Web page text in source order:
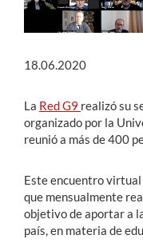
18.06.2020
La Red G9 realizó su
organizado por la
reunió a más de 400
Este encuentro virtual
que mensualmente
objetivo de aportar a
país, en materia de